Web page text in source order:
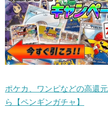
ポケカ、ワンピなどの高還
ら【ペンギンガチャ】